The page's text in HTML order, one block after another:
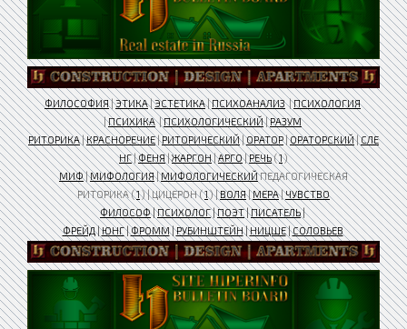
ФИЛОСОФИЯ|ЭТИКА|ЭСТЕТИКА|ПСИХОАНАЛИЗ|ПСИХОЛОГИЯ
|ПСИХИКА|ПСИХОЛОГИЧЕСКИЙ|РАЗУМ
РИТОРИКА|КРАСНОРЕЧИЕ|РИТОРИЧЕСКИЙ|ОРАТОР|ОРАТОРСКИЙ|СЛЕ
НГ|ФЕНЯ|ЖАРГОН|АРГО|РЕЧЬ(1)
МИФ|МИФОЛОГИЯ|МИФОЛОГИЧЕСКИЙПЕДАГОГИЧЕСКАЯ
РИТОРИКА (1) | ЦИЦЕРОН (1) |ВОЛЯ|МЕРА|ЧУВСТВО
ФИЛОСОФ|ПСИХОЛОГ|ПОЭТ|ПИСАТЕЛЬ|
ФРЕЙД|ЮНГ|ФРОММ|РУБИНШТЕЙН|НИЦШЕ|СОЛОВЬЕВ